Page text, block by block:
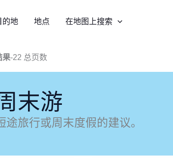
的地 地点 在地图上搜索
果-22 总页数
末游
途旅行或周末度假的建议。